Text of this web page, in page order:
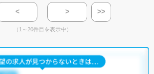
< > >>
（1～20件目を表示中）